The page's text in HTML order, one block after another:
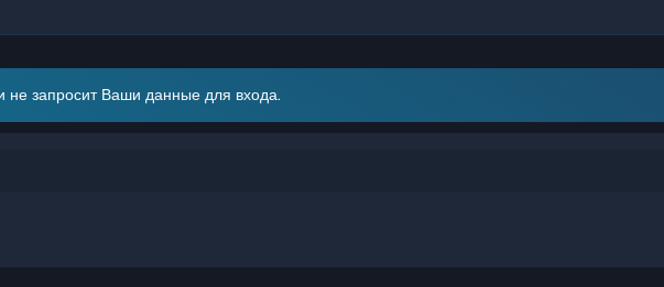
не запросит Ваши данные для входа.